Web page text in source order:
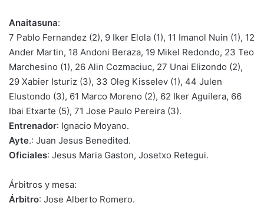
Anaitasuna:
7 Pablo Fernandez (2), 9 Iker Elola (1), 11 Imanol Nuin (1), 12
Ander Martin, 18 Andoni Beraza, 19 Mikel Redondo, 23 Teo
Marchesino (1), 26 Alin Cozmaciuc, 27 Unai Elizondo (2),
29 Xabier Isturiz (3), 33 Oleg Kisselev (1), 44 Julen
Elustondo (3), 61 Marco Moreno (2), 62 Iker Aguilera, 66
Ibai Etxarte (5), 71 Jose Paulo Pereira (3).
Entrenador: Ignacio Moyano.
Ayte.: Juan Jesus Benedited.
Oficiales: Jesus Maria Gaston, Josetxo Retegui.
Árbitros y mesa:
Árbitro: Jose Alberto Romero.